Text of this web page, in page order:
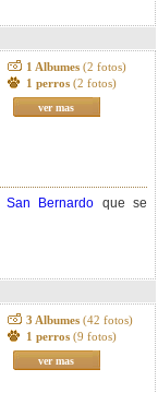
1 Albumes (2 fotos)
1 perros (2 fotos)
ver mas
San Bernardo que se
3 Albumes (42 fotos)
1 perros (9 fotos)
ver mas